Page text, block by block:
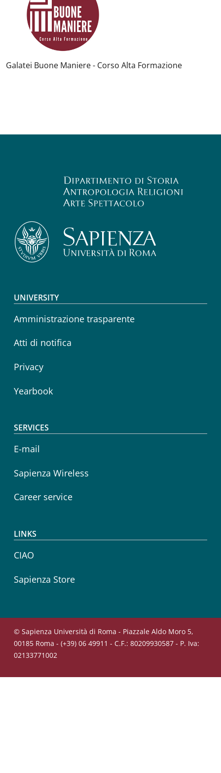
Galatei Buone Maniere - Corso Alta Formazione
Footer menu
UNIVERSITY
Amministrazione trasparente
Atti di notifica
Privacy
Yearbook
SERVICES
E-mail
Sapienza Wireless
Career service
LINKS
CIAO
Sapienza Store
© Sapienza Università di Roma - Piazzale Aldo Moro 5,
00185 Roma - (+39) 06 49911 - C.F.: 80209930587 - P. Iva:
02133771002